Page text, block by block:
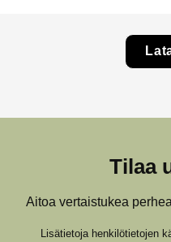
Tilaa
Aitoa vertaistukea
Lisätietoja henkilötietojen